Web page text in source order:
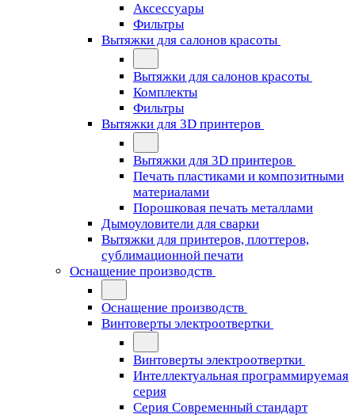
Аксессуары
Фильтры
Вытяжки для салонов красоты
Вытяжки для салонов красоты
Комплекты
Фильтры
Вытяжки для 3D принтеров
Вытяжки для 3D принтеров
Печать пластиками и композитными
материалами
Порошковая печать металлами
Дымоуловители для сварки
Вытяжки для принтеров, плоттеров,
сублимационной печати
Оснащение производств
Оснащение производств
Винтоверты электроотвертки
Винтоверты электроотвертки
Интеллектуальная программируемая
серия
Серия Современный стандарт